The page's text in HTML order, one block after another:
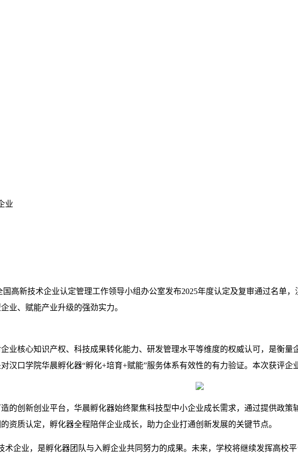
业
高新技术企业认定管理工作领导小组办公室发布2025年度认定及复审通过名单
业、赋能产业升级的强劲实力。
业核心知识产权、科技成果转化能力、研发管理水平等维度的权威认可，是衡
汉口学院华晨孵化器“孵化+培育+赋能”服务体系有效性的有力验证。 本次获评企
的创新创业平台，华晨孵化器始终聚焦科技型中小企业成长需求，通过提供政
资质认定，孵化器全程陪伴企业成长，助力企业打通创新发展的关键节点。
术企业，是孵化器团队与入孵企业共同努力的成果。未来，学校将继续发挥高校